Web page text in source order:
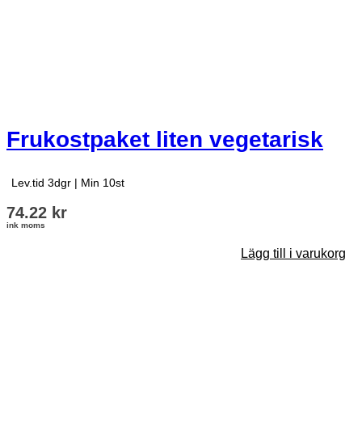
Frukostpaket liten vegetarisk
Lev.tid 3dgr | Min 10st
74.22 kr
ink moms
Lägg till i varukorg